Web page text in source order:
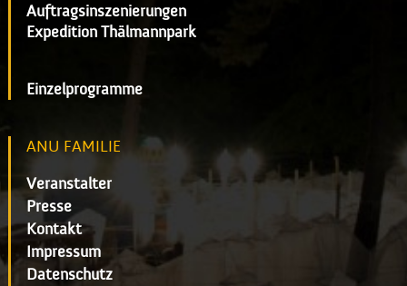
Auftragsinszenierungen
Expedition Thälmannpark
Einzelprogramme
ANU FAMILIE
Veranstalter
Presse
Kontakt
Impressum
Datenschutz